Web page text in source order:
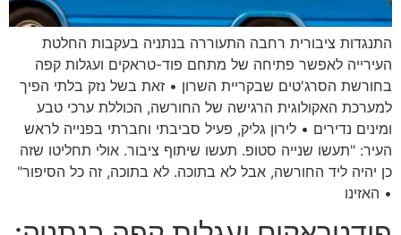
התנגדות ציבורית רחבה התעוררה בנתניה בעקבות החלטת
העירייה לאפשר פתיחה של מתחם פוד-טראקים ועגלות קפה
בחורשת הסרג'טים שבקריית השרון • זאת בשל נזק בלתי הפיך
למערכת האקולוגית הרגישה של החורשה, הכוללת ערכי טבע
ומינים נדירים • לירון גליק, פעיל סביבתי וחברתי בפנייה לראש
העיר: "תעשו שנייה סטופ. תעשו שיתוף ציבור. אולי תחליטו שזה
כן יהיה ליד החורשה, אבל לא בתוכה. לא בתוכה, זה כל הסיפור"
• האזינו